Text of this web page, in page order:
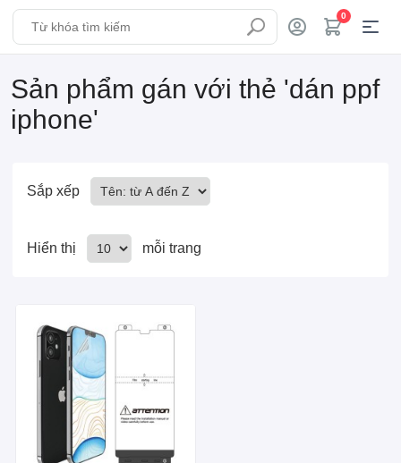
0
Sản phẩm gán với thẻ 'dán ppf
iphone'
Sắp xếp
Hiển thị mỗi trang